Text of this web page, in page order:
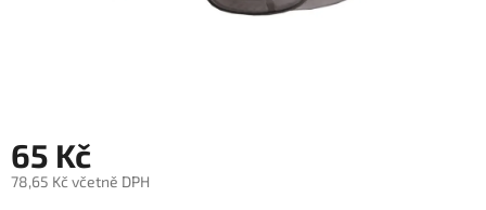
65 Kč
78,65 Kč včetně DPH